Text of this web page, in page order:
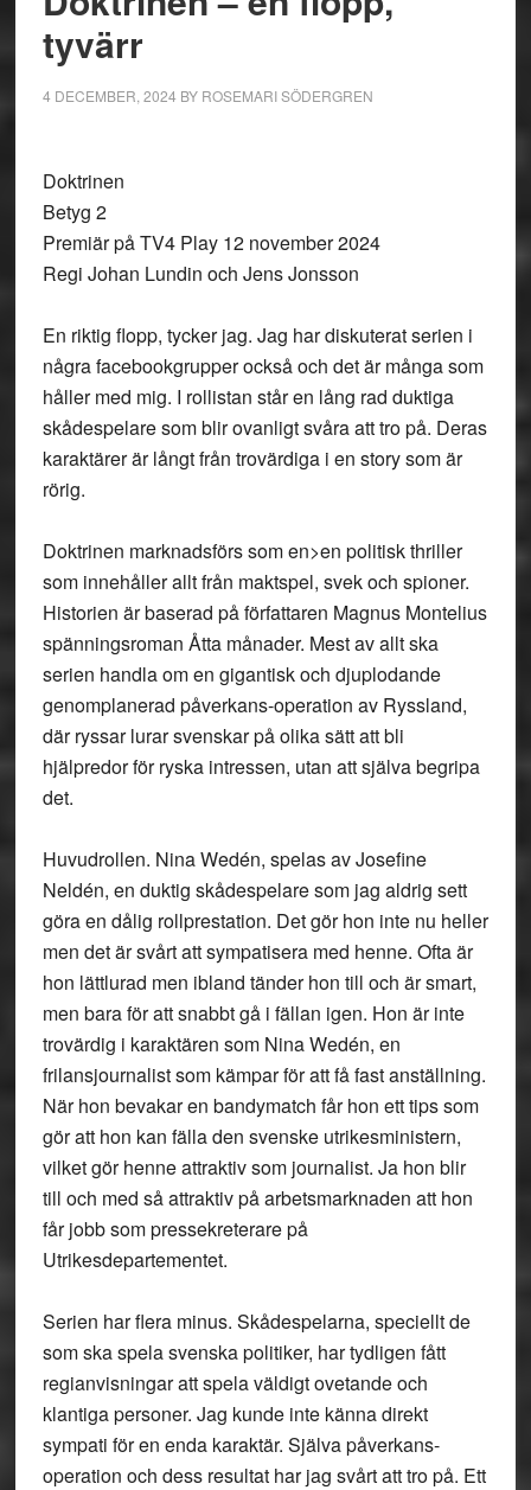
tyvärr
4 DECEMBER, 2024 BY ROSEMARI SÖDERGREN
Doktrinen
Betyg 2
Premiär på TV4 Play 12 november 2024
Regi Johan Lundin och Jens Jonsson
En riktig flopp, tycker jag. Jag har diskuterat serien i
några facebookgrupper också och det är många som
håller med mig. I rollistan står en lång rad duktiga
skådespelare som blir ovanligt svåra att tro på. Deras
karaktärer är långt från trovärdiga i en story som är
rörig.
Doktrinen marknadsförs som en>en politisk thriller
som innehåller allt från maktspel, svek och spioner.
Historien är baserad på författaren Magnus Montelius
spänningsroman Åtta månader. Mest av allt ska
serien handla om en gigantisk och djuplodande
genomplanerad påverkans-operation av Ryssland,
där ryssar lurar svenskar på olika sätt att bli
hjälpredor för ryska intressen, utan att själva begripa
det.
Huvudrollen. Nina Wedén, spelas av Josefine
Neldén, en duktig skådespelare som jag aldrig sett
göra en dålig rollprestation. Det gör hon inte nu heller
men det är svårt att sympatisera med henne. Ofta är
hon lättlurad men ibland tänder hon till och är smart,
men bara för att snabbt gå i fällan igen. Hon är inte
trovärdig i karaktären som Nina Wedén, en
frilansjournalist som kämpar för att få fast anställning.
När hon bevakar en bandymatch får hon ett tips som
gör att hon kan fälla den svenske utrikesministern,
vilket gör henne attraktiv som journalist. Ja hon blir
till och med så attraktiv på arbetsmarknaden att hon
får jobb som pressekreterare på
Utrikesdepartementet.
Serien har flera minus. Skådespelarna, speciellt de
som ska spela svenska politiker, har tydligen fått
regianvisningar att spela väldigt ovetande och
klantiga personer. Jag kunde inte känna direkt
sympati för en enda karaktär. Själva påverkans-
operation och dess resultat har jag svårt att tro på. Ett